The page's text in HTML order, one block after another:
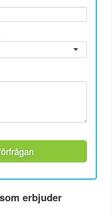
erbjuder